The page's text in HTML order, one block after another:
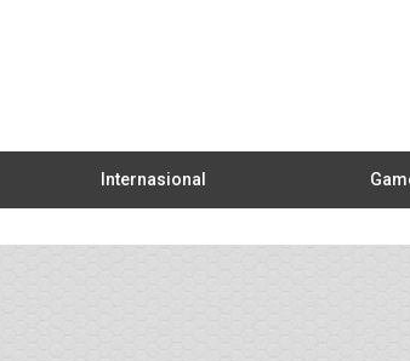
Internasional